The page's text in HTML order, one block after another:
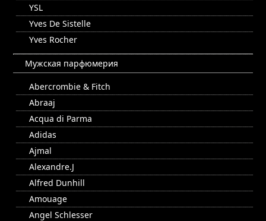
YSL
Yves De Sistelle
Yves Rocher
Мужская парфюмерия
Abercrombie & Fitch
Abraaj
Acqua di Parma
Adidas
Ajmal
Alexandre.J
Alfred Dunhill
Amouage
Angel Schlesser